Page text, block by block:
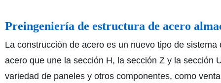
Preingeniería de estructura de acero
La construcción de acero es un nuevo tipo de
acero que une la sección H, la sección Z y la sección
variedad de paneles y otros componentes, como